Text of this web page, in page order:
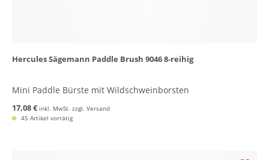
Hercules Sägemann Paddle Brush 9046 8-reihig
Mini Paddle Bürste mit Wildschweinborsten
17,08 € inkl. MwSt. zzgl. Versand
45 Artikel vorrätig